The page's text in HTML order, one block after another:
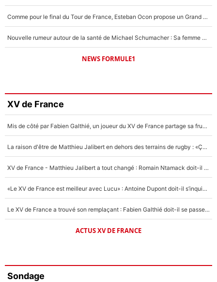
Comme pour le final du Tour de France, Esteban Ocon propose un Grand Prix de Formule 1 à Paris : «Autour de l’Arc de Triomphe, ce serait génial» !
Nouvelle rumeur autour de la santé de Michael Schumacher : Sa femme Corinna sort du silence
NEWS FORMULE1
XV de France
Mis de côté par Fabien Galthié, un joueur du XV de France partage sa frustration : «ils ne me l’ont pas dit tout de suite»
La raison d'être de Matthieu Jalibert en dehors des terrains de rugby : «Ça m'atteint autant que si tu touches à un membre de ma famille»
XV de France - Matthieu Jalibert a tout changé : Romain Ntamack doit-il s’inquiéter pour sa place à un an de la Coupe du monde ?
«Le XV de France est meilleur avec Lucu» : Antoine Dupont doit-il s’inquiéter pour sa place ?
Le XV de France a trouvé son remplaçant : Fabien Galthié doit-il se passer d'Antoine Dupont ?
ACTUS XV DE FRANCE
Sondage